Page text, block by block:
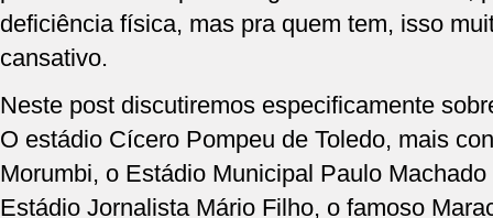
deficiência física, mas pra quem tem, isso
cansativo.
Neste post discutiremos especificamente
O estádio Cícero Pompeu de Toledo, mais
Morumbi, o Estádio Municipal Paulo
Estádio Jornalista Mário Filho, o famoso